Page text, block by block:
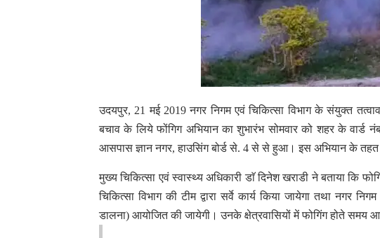
उदयपुर, 21 मई 2019 नगर निगम एवं चिकित्सा विभाग के संयुक्त
बचाव के लिये फोंगिग अभियान का शुभारंभ सोमवार को शहर के वार्ड
आसपास ज्ञान नगर, हाउसिंग बोर्ड से. 4 से से हुआ। इस अभियान के
मुख्य चिकित्सा एवं स्वास्थ्य अधिकारी डाॅ दिनेश खराडी ने बताया कि
चिकित्सा विभाग की टीम द्वारा सर्वे कार्य किया जायेगा तथा नगर
डालना) आयोजित की जायेगी। उनके क्षेत्रवासियों में फोगिंग होते समय